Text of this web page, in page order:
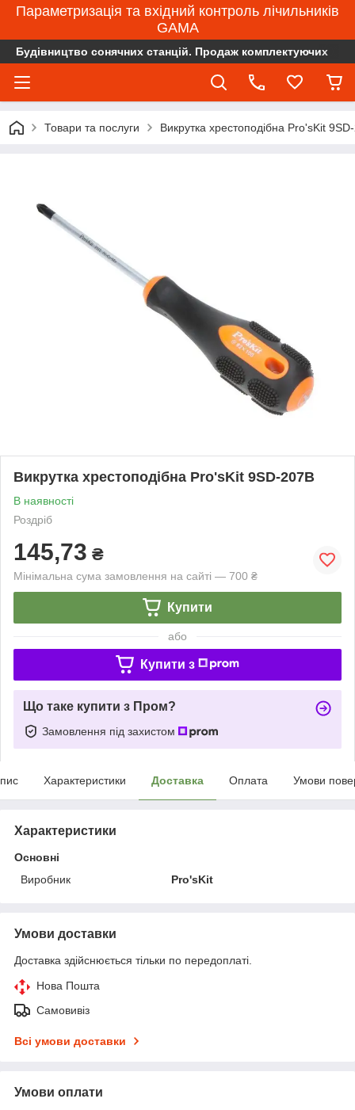
Параметризація та вхідний контроль лічильників
GAMA
Будівництво сонячних станцій. Продаж комплектуючих
Товари та послуги Викрутка хрестоподібна Pro'sKit
Викрутка хрестоподібна Pro'sKit 9SD-207B
В наявності
Роздріб
145,73 ₴
Мінімальна сума замовлення на сайті — 700 ₴
Купити
або
Купити з
Що таке купити з Пром?
Замовлення під захистом
Характеристики Доставка Оплата Умови
Характеристики
Основні
Виробник
Pro'sKit
Умови доставки
Доставка здійснюється тільки по передоплаті.
Нова Пошта
Самовивіз
Всі умови доставки
Умови оплати